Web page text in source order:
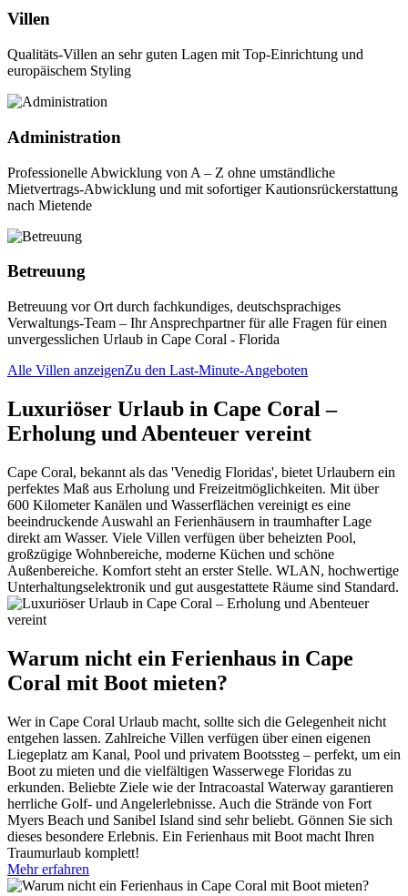
Villen
Qualitäts-Villen an sehr guten Lagen mit Top-Einrichtung und
europäischem Styling
Administration
Professionelle Abwicklung von A – Z ohne umständliche
Mietvertrags-Abwicklung und mit sofortiger Kautionsrückerstattung
nach Mietende
Betreuung
Betreuung vor Ort durch fachkundiges, deutschsprachiges
Verwaltungs-Team – Ihr Ansprechpartner für alle Fragen für einen
unvergesslichen Urlaub in Cape Coral - Florida
Alle Villen anzeigenZu den Last-Minute-Angeboten
Luxuriöser Urlaub in Cape Coral –
Erholung und Abenteuer vereint
Cape Coral, bekannt als das 'Venedig Floridas', bietet Urlaubern ein
perfektes Maß aus Erholung und Freizeitmöglichkeiten. Mit über
600 Kilometer Kanälen und Wasserflächen vereinigt es eine
beeindruckende Auswahl an Ferienhäusern in traumhafter Lage
direkt am Wasser. Viele Villen verfügen über beheizten Pool,
großzügige Wohnbereiche, moderne Küchen und schöne
Außenbereiche. Komfort steht an erster Stelle. WLAN, hochwertige
Unterhaltungselektronik und gut ausgestattete Räume sind Standard.
Warum nicht ein Ferienhaus in Cape
Coral mit Boot mieten?
Wer in Cape Coral Urlaub macht, sollte sich die Gelegenheit nicht
entgehen lassen. Zahlreiche Villen verfügen über einen eigenen
Liegeplatz am Kanal, Pool und privatem Bootssteg – perfekt, um ein
Boot zu mieten und die vielfältigen Wasserwege Floridas zu
erkunden. Beliebte Ziele wie der Intracoastal Waterway garantieren
herrliche Golf- und Angelerlebnisse. Auch die Strände von Fort
Myers Beach und Sanibel Island sind sehr beliebt. Gönnen Sie sich
dieses besondere Erlebnis. Ein Ferienhaus mit Boot macht Ihren
Traumurlaub komplett!
Mehr erfahren